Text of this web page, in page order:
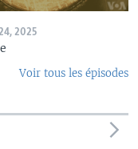
2025
Voir tous les épisodes